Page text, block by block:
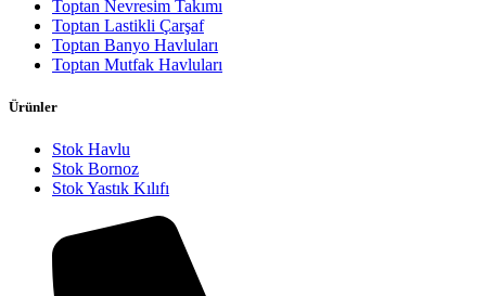
Toptan Nevresim Takımı
Toptan Lastikli Çarşaf
Toptan Banyo Havluları
Toptan Mutfak Havluları
Ürünler
Stok Havlu
Stok Bornoz
Stok Yastık Kılıfı